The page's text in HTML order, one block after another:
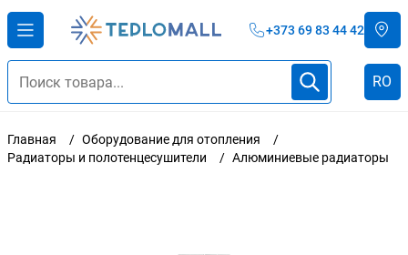
+373 69 83 44 42
RO
Главная
Оборудование для отопления
Радиаторы и полотенцесушители
Алюминиевые радиаторы